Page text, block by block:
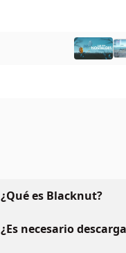
¿Qué es Blacknut?
¿Es necesario